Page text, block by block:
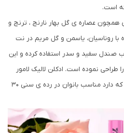
است.
همچون عصاره ی گل بهار نارنج ، ترنج و
با روناسیان، یاسمن و گل مریم در نت
صندل سفید و سدر استفاده کرده و این
نموده است. ادکلن لالیک لامور
به سبب بوی شیرین و ملایمی که دارد مناسب بانوان در رده ی سنی ۳۰